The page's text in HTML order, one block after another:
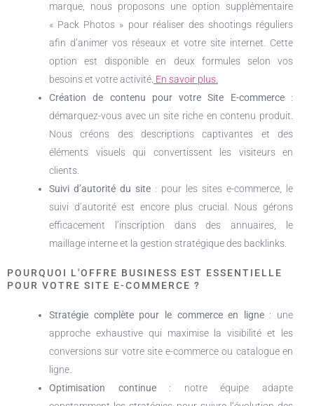
marque, nous proposons une option supplémentaire
« Pack Photos » pour réaliser des shootings réguliers
afin d’animer vos réseaux et votre site internet. Cette
option est disponible en deux formules selon vos
besoins et votre activité. En savoir plus.
Création de contenu pour votre Site E-commerce:
démarquez-vous avec un site riche en contenu produit.
Nous créons des descriptions captivantes et des
éléments visuels qui convertissent les visiteurs en
clients.
Suivi d’autorité du site : pour les sites e-commerce, le
suivi d’autorité est encore plus crucial. Nous gérons
efficacement l’inscription dans des annuaires, le
maillage interne et la gestion stratégique des backlinks.
POURQUOI L'OFFRE BUSINESS EST ESSENTIELLE
POUR VOTRE SITE E-COMMERCE ?
Stratégie complète pour le commerce en ligne : une
approche exhaustive qui maximise la visibilité et les
conversions sur votre site e-commerce ou catalogue en
ligne.
Optimisation continue : notre équipe adapte